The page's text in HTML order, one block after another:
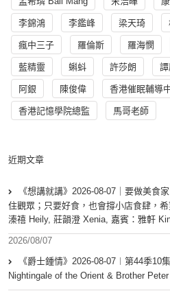
李錦鴻 李鑑峰 梁天琦
瘋中三子 羅倫斯 羅海憫
藍精靈 蝌蚪 許莎朗
阿銀 陳俊偉 香港催眠輔導
香港記憶學院總監 馬哥老師
近期文章
《想講就講》2026-08-07｜要做美食
住觀眾；只要好食，也會撐小店食肆，
溱禧 Heily, 莊韻澄 Xenia, 嘉賓：雅軒
2026/08/07
《爵士鍾情》2026-08-07︱第44季10
Nightingale of the Orient & Brother